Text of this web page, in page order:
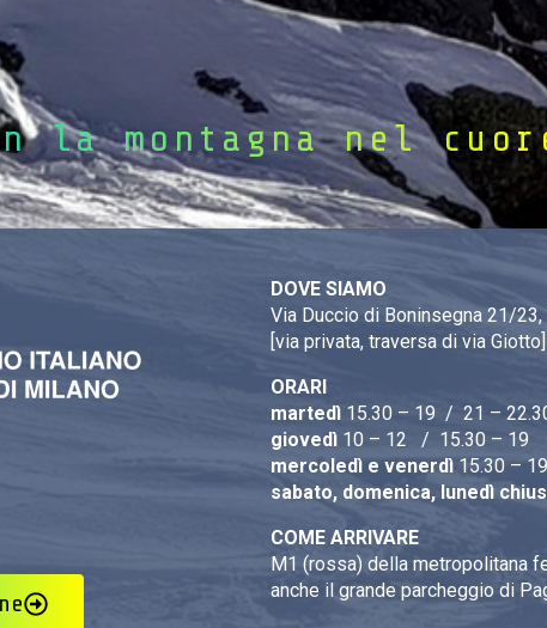
la montagna nel
DOVE SIAMO
Via Duccio di Boninsegna 21/23,
[via privata, traversa di via Giotto]
ORARI
martedì 15.30 – 19 / 21 –
giovedì 10 – 12 / 15.30 – 19
mercoledì e venerdì 15.30 – 19
sabato, domenica, lunedì
COME ARRIVARE
M1 (rossa) della metropolitana
anche il grande parcheggio di